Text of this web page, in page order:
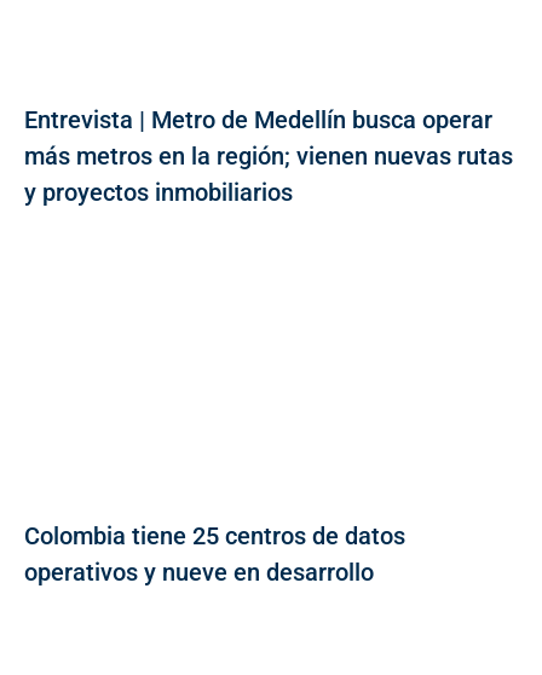
Entrevista | Metro de Medellín busca operar
más metros en la región; vienen nuevas rutas
y proyectos inmobiliarios
Colombia tiene 25 centros de datos
operativos y nueve en desarrollo